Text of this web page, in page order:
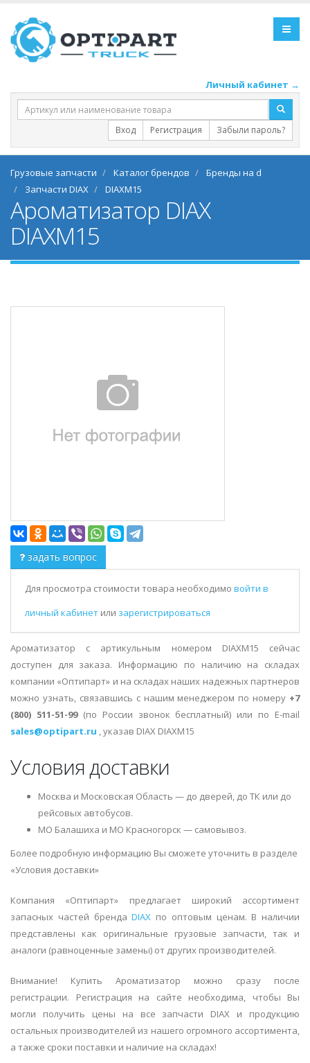
Личный кабинет →
Вход Регистрация Забыли пароль?
Грузовые запчасти Каталог брендов
Бренды на d
Запчасти DIAX
DIAXM15
Ароматизатор DIAX
DIAXM15
задать вопрос
Для просмотра стоимости товара необходимо войти в
личный кабинет или зарегистрироваться
Ароматизатор с артикульным номером DIAXM15 сейчас
доступен для заказа. Информацию по наличию на складах
компании «Оптипарт» и на складах наших надежных партнеров
можно узнать, связавшись с нашим менеджером по номеру +7
(800) 511-51-99(по России звонок бесплатный) или по E-mail
sales@optipart.ru , указав DIAX DIAXM15
Условия доставки
Москва и Московская Область — до дверей, до ТК или до
рейсовых автобусов.
МО Балашиха и МО Красногорск — самовывоз.
Более подробную информацию Вы сможете уточнить в разделе
«Условия доставки»
Компания «Оптипарт» предлагает широкий ассортимент
запасных частей брендаDIAX по оптовым ценам. В наличии
представлены как оригинальные грузовые запчасти, так и
аналоги (равноценные замены) от других производителей.
Внимание! Купить Ароматизатор можно сразу после
регистрации. Регистрация на сайте необходима, чтобы Вы
могли получить цены на все запчасти DIAX и продукцию
остальных производителей из нашего огромного ассортимента,
а также сроки поставки и наличие на складах!